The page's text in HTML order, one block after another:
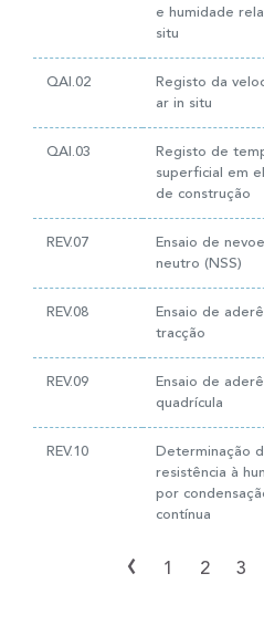
e humidade
situ
QAI.02
Registo da
ar in situ
QAI.03
Registo de
superficial em
de construção
REV.07
Ensaio de
neutro (NSS)
REV.08
Ensaio de
tracção
REV.09
Ensaio de
quadrícula
REV.10
Determinação
resistência à
por
contínua
‹ 1 2 3